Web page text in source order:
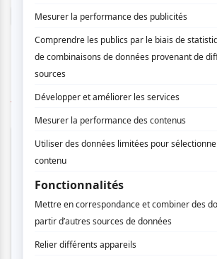
Connectez-vous ici.